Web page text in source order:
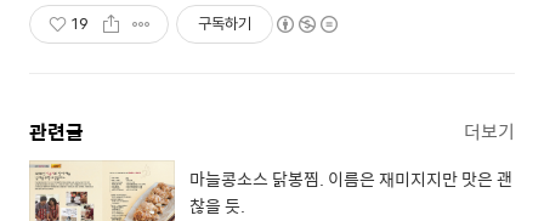
19 구독하기
관련글 더보기
마늘콩소스 닭봉찜. 이름은 재미지지만 맛은 괜
찮을 듯.